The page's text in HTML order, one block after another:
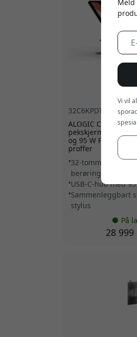
32C6KPDT
ALOGIC Clarity 32-
pekskjermmonitor
og 95 W Power
proffer
32-tommers 6K
berøringsskjerm
USB-C-hub med
Sammenleggbart
stylus
På
28 999
Vi vil